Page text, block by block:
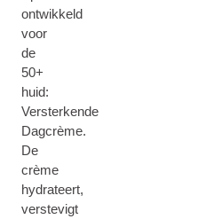
ontwikkeld
voor
de
50+
huid:
Versterkende
Dagcrème.
De
crème
hydrateert,
verstevigt